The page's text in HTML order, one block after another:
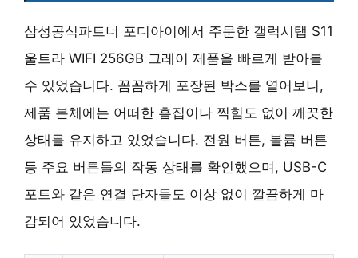
삼성공식파트너 포디아이에서 주문한 갤럭시탭 S11
울트라 WIFI 256GB 그레이 제품을 빠르게 받아볼
수 있었습니다. 꼼꼼하게 포장된 박스를 열어보니,
제품 본체에는 어떠한 흠집이나 찍힘도 없이 깨끗한
상태를 유지하고 있었습니다. 전원 버튼, 볼륨 버튼
등 주요 버튼들의 작동 상태를 확인했으며, USB-C
포트와 같은 연결 단자들도 이상 없이 깔끔하게 마
감되어 있었습니다.